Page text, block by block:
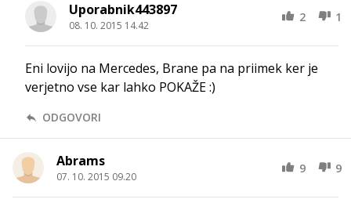
Uporabnik443897
08. 10. 2015 14.42
2 1
Eni lovijo na Mercedes, Brane pa na priimek ker je
verjetno vse kar lahko POKAŽE :)
ODGOVORI
Abrams
07. 10. 2015 09.20
9 9